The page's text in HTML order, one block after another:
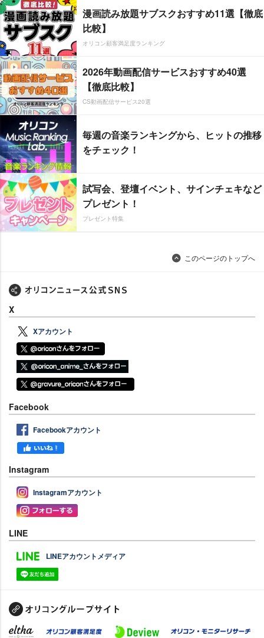
漫画読み放題サブスクおすすめ11選【徹底
比較】
オリコン顧客満足度ランキング
2026年動画配信サービスおすすめ40選
【徹底比較】
CS動画配信サービス20選
毎週の音楽ランキングから、ヒットの推移
をチェック！
試写会、登壇イベント、サインチェキなど
プレゼント！
プレゼント特集
このページのトップへ
X
Xアカウント
Facebook
Facebookアカウント
Instagram
Instagramアカウント
LINE
LINEアカウントメディア